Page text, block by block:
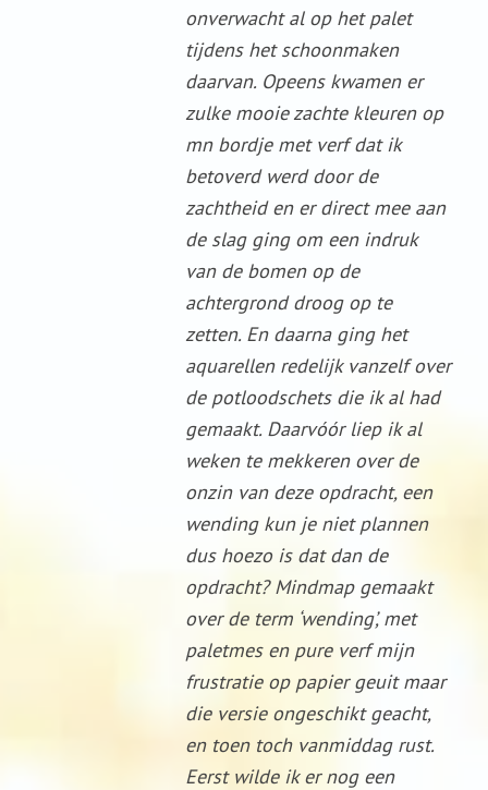
onverwacht al op het palet
tijdens het schoonmaken
daarvan. Opeens kwamen er
zulke mooie zachte kleuren op
mn bordje met verf dat ik
betoverd werd door de
zachtheid en er direct mee aan
de slag ging om een indruk
van de bomen op de
achtergrond droog op te
zetten. En daarna ging het
aquarellen redelijk vanzelf over
de potloodschets die ik al had
gemaakt. Daarvóór liep ik al
weken te mekkeren over de
onzin van deze opdracht, een
wending kun je niet plannen
dus hoezo is dat dan de
opdracht? Mindmap gemaakt
over de term ‘wending’, met
paletmes en pure verf mijn
frustratie op papier geuit maar
die versie ongeschikt geacht,
en toen toch vanmiddag rust.
Eerst wilde ik er nog een